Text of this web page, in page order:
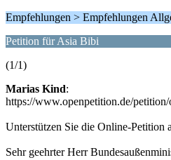
Empfehlungen > Empfehlungen
Petition für Asia Bibi
(1/1)
Marias Kind:
https://www.openpetition.de/
Unterstützen Sie die Online-Petition
Sehr geehrter Herr